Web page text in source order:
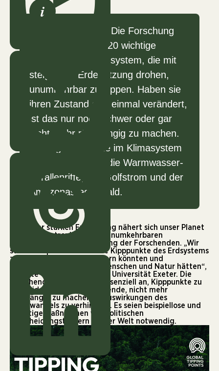
i
Klima-Kipppunkte: Die Forschung
definiert mehr als 20 wichtige
Elemente im Klimasystem, die mit
steigender Erderhitzung drohen,
unumkehrbar zu kippen. Haben sie
ihren Zustand erst einmal verändert,
ist das nur noch schwer oder gar
nicht mehr rückgängig zu machen.
Wichtige Elemente im Klimasystem
sind zum Beispiel die Warmwasser-
Korallenriffe, der Golfstrom und der
Amazonasregenwald.
Mit seiner starken Erwärmung nähert sich unser Planet
rasant katastrophalen und unumkehrbaren
Kipppunkten – so die Warnung der Forschenden. „Wir
steuern rapide auf mehrere Kipppunkte des Erdsystems
zu, die unsere Welt verändern könnten und
zerstörerische Folgen für Menschen und Natur hätten“,
betonte Tim Lenton von der Universität Exeter. Die
Forschenden sehen es als essenziell an, Kipppunkte zu
vermeiden, um schwerwiegende, nicht mehr
rückgängig zu machende Auswirkungen des
Klimawandels zu verhindern. Es seien beispiellose und
sofortige Maßnahmen von politischen
Entscheidungsträgern in aller Welt notwendig.